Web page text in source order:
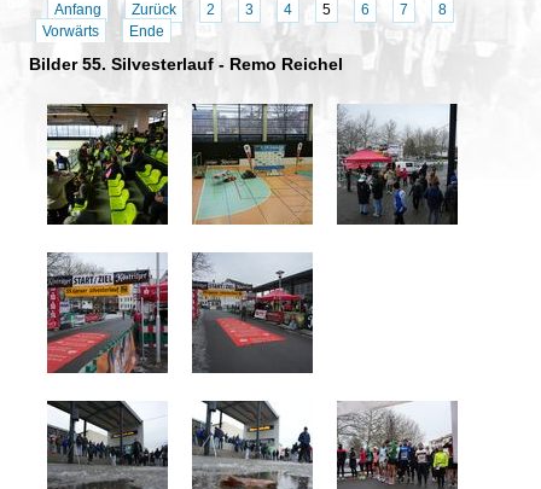
Anfang Zurück 2 3 4 5 6 7
8
Vorwärts
Ende
Bilder 55. Silvesterlauf - Remo Reichel